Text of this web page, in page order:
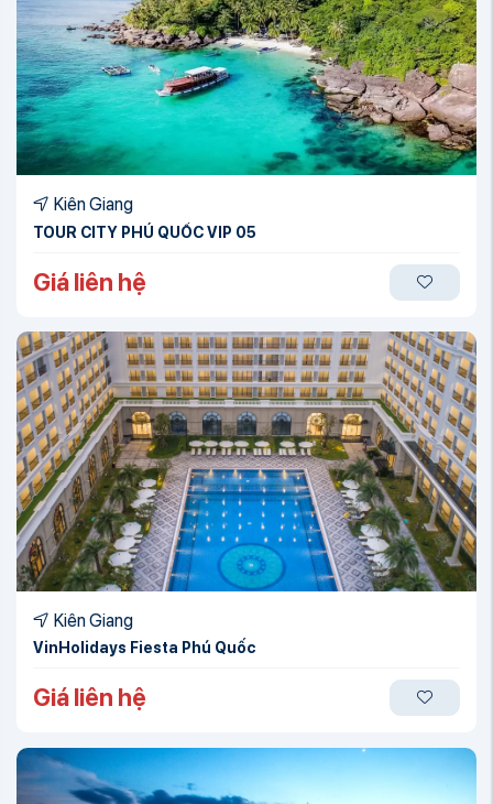
Kiên Giang
TOUR CITY PHÚ QUỐC VIP 05
Giá liên hệ
Kiên Giang
VinHolidays Fiesta Phú Quốc
Giá liên hệ